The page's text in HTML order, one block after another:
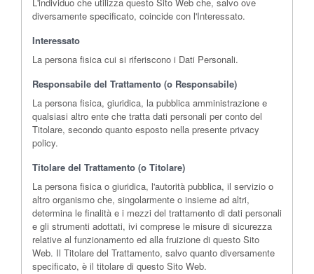
diversamente specificato, coincide con l'Interessato.
Interessato
La persona fisica cui si riferiscono i Dati Personali.
Responsabile del Trattamento (o Responsabile)
La persona fisica, giuridica, la pubblica amministrazione e
qualsiasi altro ente che tratta dati personali per conto del
Titolare, secondo quanto esposto nella presente privacy
policy.
Titolare del Trattamento (o Titolare)
La persona fisica o giuridica, l'autorità pubblica, il servizio o
altro organismo che, singolarmente o insieme ad altri,
determina le finalità e i mezzi del trattamento di dati personali
e gli strumenti adottati, ivi comprese le misure di sicurezza
relative al funzionamento ed alla fruizione di questo Sito
Web. Il Titolare del Trattamento, salvo quanto diversamente
specificato, è il titolare di questo Sito Web.